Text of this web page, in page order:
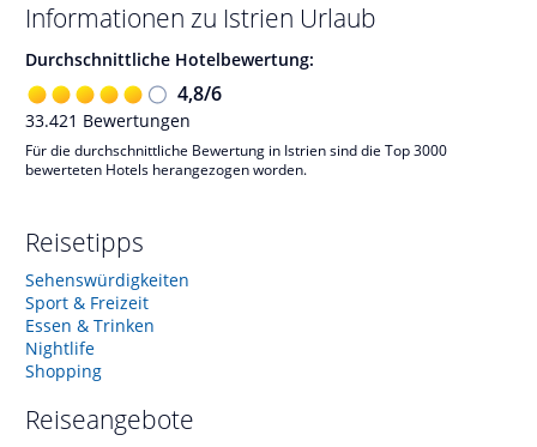
Informationen zu Istrien Urlaub
Durchschnittliche Hotelbewertung:
4,8/6
33.421 Bewertungen
Für die durchschnittliche Bewertung in Istrien sind die Top 3000
bewerteten Hotels herangezogen worden.
Reisetipps
Sehenswürdigkeiten
Sport & Freizeit
Essen & Trinken
Nightlife
Shopping
Reiseangebote